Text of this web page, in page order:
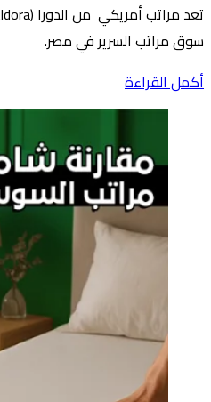
سوق مراتب السرير في مصر.
أكمل القراءة